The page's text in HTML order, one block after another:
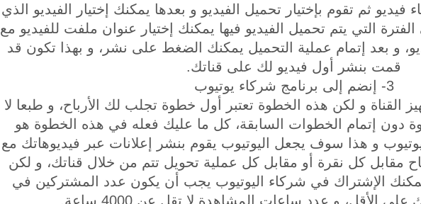
ثم تقوم بإختيار تحميل الفيديو و بعدها يمكنك إختيار الفيديو الذي
التي يتم تحميل الفيديو فيها يمكنك إختيار عنوان ملفت للفيديو مع
و بعد إتمام عملية التحميل يمكنك الضغط على نشر، و بهذا تكون قد
قمت بنشر أول فيديو لك على قناتك.
3- إنضم إلى برنامج شركاء يوتيوب
القناة و لكن هذه الخطوة تعتبر أول خطوة تجلب لك الأرباح، و طبعا لا
دون إتمام الخطوات السابقة، كل ما عليك فعله في هذه الخطوة هو
و هذا سوف يجعل اليوتيوب يقوم بنشر إعلانات عبر فيديوهاتك مع
مقابل كل نقرة أو مقابل كل عملية تحويل تتم من خلال قناتك، و لكن
الإشتراك في شركاء اليوتيوب يجب أن يكون عدد المشتركين في